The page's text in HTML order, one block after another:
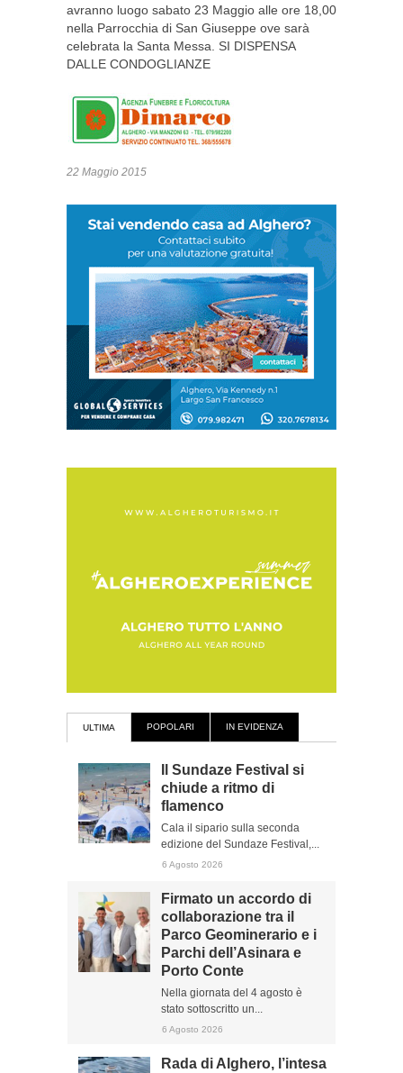
avranno luogo sabato 23 Maggio alle ore 18,00
nella Parrocchia di San Giuseppe ove sarà
celebrata la Santa Messa. SI DISPENSA
DALLE CONDOGLIANZE
22 Maggio 2015
ULTIMA POPOLARI IN EVIDENZA
Il Sundaze Festival si
chiude a ritmo di
flamenco
Cala il sipario sulla seconda
edizione del Sundaze Festival,...
6 Agosto 2026
Firmato un accordo di
collaborazione tra il
Parco Geominerario e i
Parchi dell’Asinara e
Porto Conte
Nella giornata del 4 agosto è
stato sottoscritto un...
6 Agosto 2026
Rada di Alghero, l’intesa